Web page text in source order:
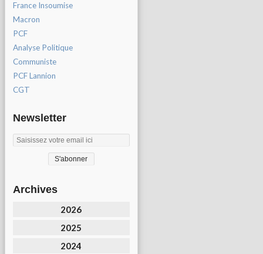
France Insoumise
Macron
PCF
Analyse Politique
Communiste
PCF Lannion
CGT
Newsletter
Archives
2026
2025
2024